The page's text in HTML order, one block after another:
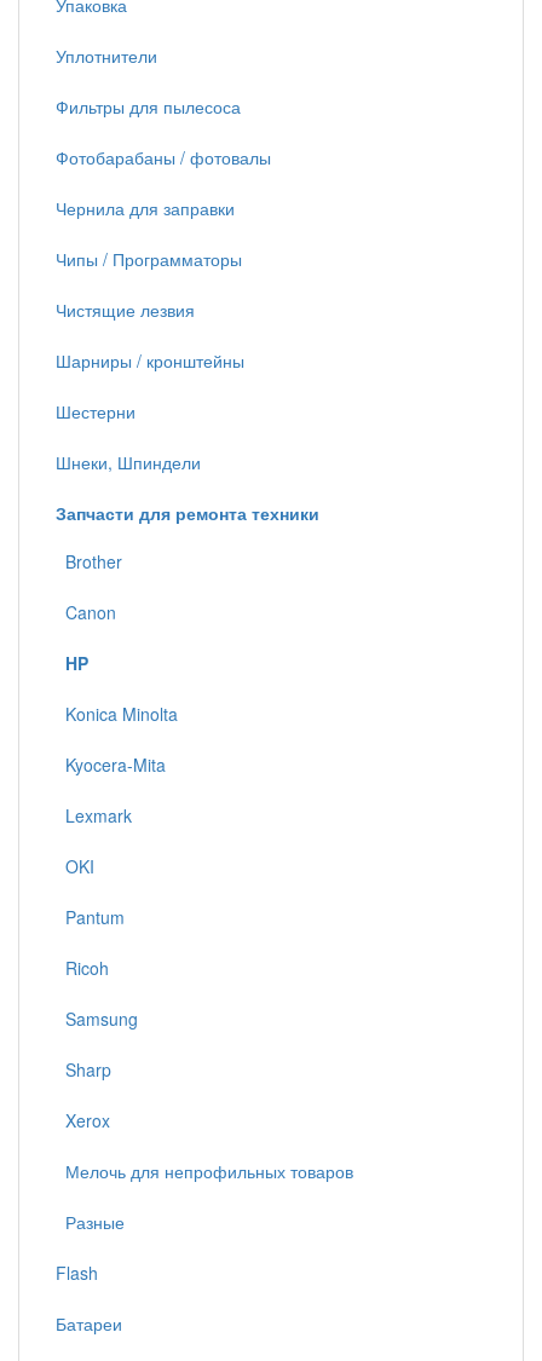
Упаковка
Уплотнители
Фильтры для пылесоса
Фотобарабаны / фотовалы
Чернила для заправки
Чипы / Программаторы
Чистящие лезвия
Шарниры / кронштейны
Шестерни
Шнеки, Шпиндели
Запчасти для ремонта техники
Brother
Canon
HP
Konica Minolta
Kyocera-Mita
Lexmark
OKI
Pantum
Ricoh
Samsung
Sharp
Xerox
Мелочь для непрофильных товаров
Разные
Flash
Батареи